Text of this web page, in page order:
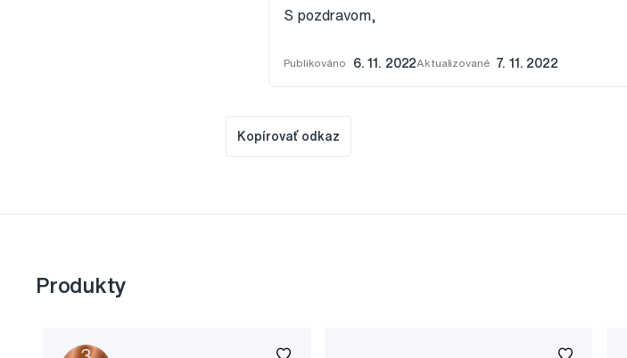
S pozdravom,
Publikováno 6. 11. 2022Aktualizované 7. 11. 2022
Kopírovať odkaz
Produkty